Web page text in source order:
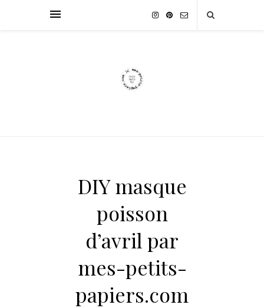
DIY masque
poisson
d’avril par
mes-petits-
papiers.com